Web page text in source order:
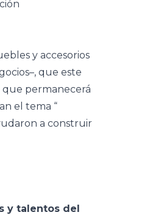
y accesorios
que este
que permanecerá
el tema “
a construir
y talentos del